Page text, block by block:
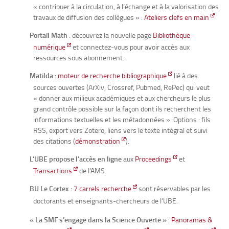
rencontres mathématiques (CIRM), l’Institut des hautes
études scientifiques (IHES) et l’Institut Henri Poincaré (IHP)
Catalogue des bibliothèques de l’uB, dont l’IMB:accès
(s’authentifier : bouton « compte lecteur » en haut à droit
Catalogue Fusionné des périodiques de mathématiques
(CFP): catalogue qui recense l’ensemble des titres de
revues en mathématiques et permet connaître leur
localisation dans une bibliothèque de mathématiques en
France :accès
Centre de Diffusion des Revues Académiques de
Mathématiques (CEDRAM)
: portail d’accès commun à un
développé par MathDoc : accès
développé par la cellule Mathdoc,accès
à des revues,
rencontres mathématiques (CIRM), l’Institut des hautes
études scientifiques (IHES) et l’Institut Henri Poincaré (IHP)
Catalogue des bibliothèques de l’uB, dont l’IMB:accès
(s’authentifier : bouton « compte lecteur » en haut à droit
Catalogue Fusionné des périodiques de mathématiques
(CFP): catalogue qui recense l’ensemble des titres de
revues en mathématiques et permet connaître leur
localisation dans une bibliothèque de mathématiques en
France :accès
Centre de Diffusion des Revues Académiques de
Mathématiques (CEDRAM)
: portail d’accès commun à un
développé par MathDoc : accès
développé par la cellule Mathdoc,accès
à des revues,
« contribuer à la circulation, à l’échange et à la valorisation des
travaux de diffusion des collègues » : Ateliers clefs en main
Portail Math : découvrez la nouvelle page Bibliothèque
numérique
et connectez-vous pour avoir accès aux
ressources sous abonnement.
Matilda : moteur de recherche bibliographique
lié à des
sources ouvertes (ArXiv, Crossref, Pubmed, RePec) qui veut
« donner aux milieux académiques et aux chercheurs le plus
grand contrôle possible sur la façon dont ils recherchent les
informations textuelles et les métadonnées ». Options : fils
RSS, export vers Zotero, liens vers le texte intégral et suivi
des citations (démonstration
).
L’UBE propose l’accès en ligneaux Proceedings
et
Transactions
de l’AMS.
BU Le Cortex : 7 carrels recherche
sont réservables par les
doctorants et enseignants-chercheurs de l’UBE.
« La SMF s’engage dans la Science Ouverte » : Panoramas &